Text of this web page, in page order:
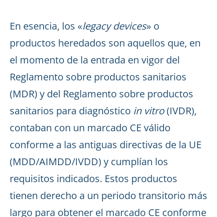
En esencia, los «legacy devices» o
productos heredados son aquellos que, en
el momento de la entrada en vigor del
Reglamento sobre productos sanitarios
(MDR) y del Reglamento sobre productos
sanitarios para diagnóstico in vitro(IVDR),
contaban con un marcado CE válido
conforme a las antiguas directivas de la UE
(MDD/AIMDD/IVDD) y cumplían los
requisitos indicados. Estos productos
tienen derecho a un periodo transitorio más
largo para obtener el marcado CE conforme